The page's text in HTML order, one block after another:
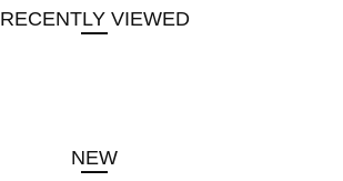
RECENTLY VIEWED
NEW